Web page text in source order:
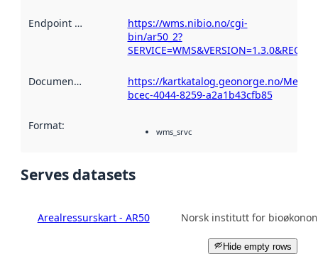
Endpoint description :https://wms.nibio.no/cgi-
bin/ar50_2?
Documentation
https://kartkatalog.geonorge.no/
bcec-4044-8259-a2a1b43cfb85
Format: wms_srvc
Serves datasets
Arealressurskart - AR50 Norsk institutt for
Hide empty rows